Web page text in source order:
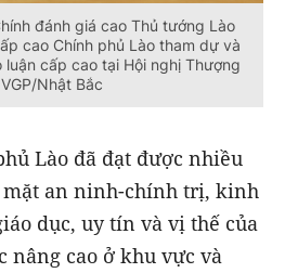
đánh giá cao Thủ tướng Lào
cao Chính phủ Lào tham dự và
luận cấp cao tại Hội nghị Thượng
Nhật Bắc
Lào đã đạt được nhiều
an ninh-chính trị, kinh
dục, uy tín và vị thế của
nâng cao ở khu vực và